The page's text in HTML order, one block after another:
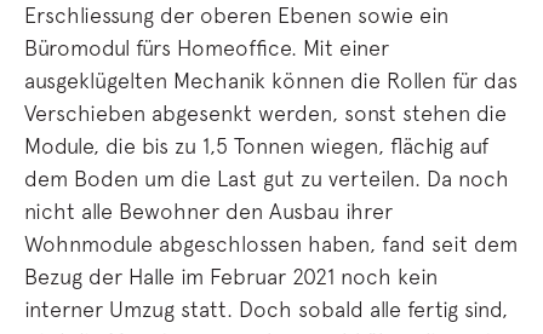
Erschliessung der oberen Ebenen sowie ein
Büromodul fürs Homeoffice. Mit einer
ausgeklügelten Mechanik können die Rollen für das
Verschieben abgesenkt werden, sonst stehen die
Module, die bis zu 1,5 Tonnen wiegen, flächig auf
dem Boden um die Last gut zu verteilen. Da noch
nicht alle Bewohner den Ausbau ihrer
Wohnmodule abgeschlossen haben, fand seit dem
Bezug der Halle im Februar 2021 noch kein
interner Umzug statt. Doch sobald alle fertig sind,